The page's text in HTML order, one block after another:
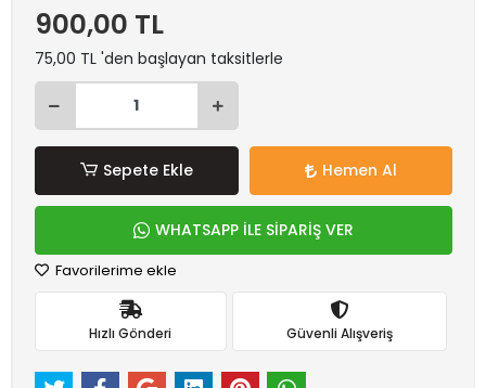
900,00 TL
75,00 TL 'den başlayan taksitlerle
Sepete Ekle Hemen Al
WHATSAPP İLE SİPARİŞ VER
Favorilerime ekle
Hızlı Gönderi Güvenli Alışveriş